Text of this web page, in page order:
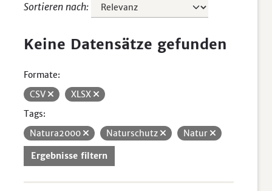
Sortieren nach
Keine Datensätze gefunden
Formate:
CSV
XLSX
Tags:
Natura2000
Naturschutz Natur
Ergebnisse filtern